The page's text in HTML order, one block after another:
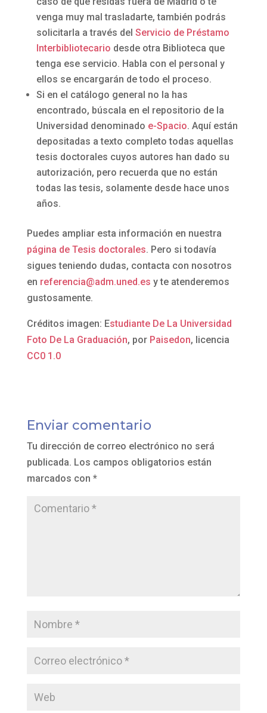
venga muy mal trasladarte, también podrás
solicitarla a través del Servicio de Préstamo
Interbibliotecario desde otra Biblioteca que
tenga ese servicio. Habla con el personal y
ellos se encargarán de todo el proceso.
Si en el catálogo general no la has
encontrado, búscala en el repositorio de la
Universidad denominado e-Spacio. Aquí están
depositadas a texto completo todas aquellas
tesis doctorales cuyos autores han dado su
autorización, pero recuerda que no están
todas las tesis, solamente desde hace unos
años.
Puedes ampliar esta información en nuestra
página de Tesis doctorales. Pero si todavía
sigues teniendo dudas, contacta con nosotros
en referencia@adm.uned.es y te atenderemos
gustosamente.
Créditos imagen: Estudiante De La Universidad
Foto De La Graduación, por Paisedon, licencia
CC0 1.0
Enviar comentario
Tu dirección de correo electrónico no será
publicada. Los campos obligatorios están
marcados con *